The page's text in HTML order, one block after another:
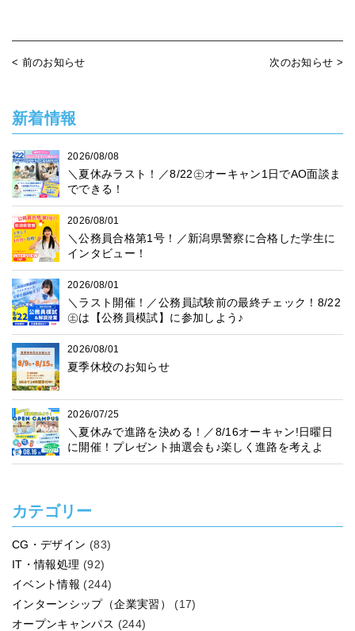
< 前のお知らせ 次のお知らせ >
新着情報
2026/08/08
＼夏休みラスト！／8/22㊏オーキャン1日でAO面談ま
でできる！
2026/08/01
＼公務員合格第1号！／新潟県警察に合格した学生に
インタビュー！
2026/08/01
＼ラスト開催！／公務員試験前の最終チェック！8/22
㊏は【公務員模試】に参加しよう♪
2026/08/01
夏季休校のお知らせ
2026/07/25
＼夏休みで進路を決める！／8/16オーキャン!日曜日
に開催！プレゼント抽選会も♪楽しく進路を考えよ
う！
カテゴリー
CG・デザイン (83)
IT・情報処理 (92)
イベント情報 (244)
インターンシップ（企業実習）
(17)
オープンキャンパス (244)